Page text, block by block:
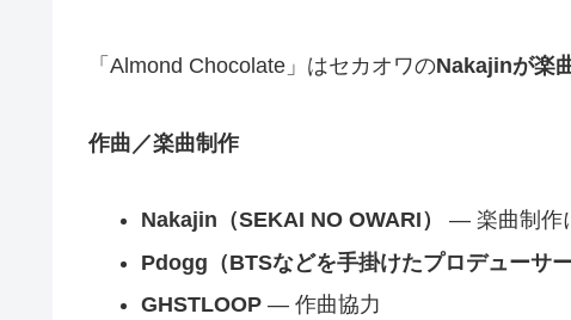
「Almond Chocolate」はセカオワのNakajinが楽
作曲／楽曲制作
Nakajin（SEKAI NO OWARI）
— 楽曲制作
Pdogg（BTSなどを手掛けたプロデューサー
GHSTLOOP— 作曲協力